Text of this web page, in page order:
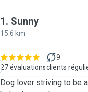
1. Sunny
15.6 km
27 évaluations
9
clients
Dog lover striving to be